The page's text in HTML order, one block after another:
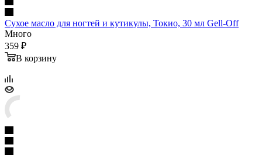
Сухое масло для ногтей и кутикулы, Токио, 30 мл Gell-Off
Много
359 ₽
В корзину